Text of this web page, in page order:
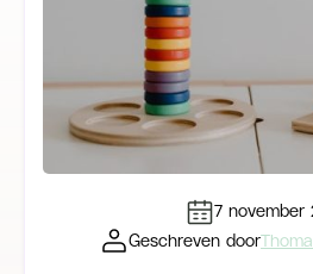
7 november
Geschreven door